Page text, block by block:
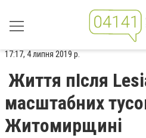
17:17, 4 липня 2019 р.
Життя пІсля
масштабних
Житомирщині